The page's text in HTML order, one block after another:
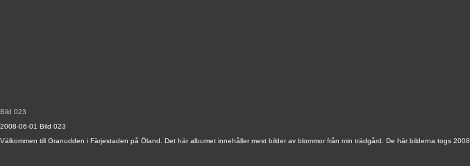
Bild 023
2008-06-01 Bild 023
Välkommen till Granudden i Färjestaden på Öland. Det här albumet innehåller mest bilder av blommor från min trädgård. De här bilderna togs 2008.